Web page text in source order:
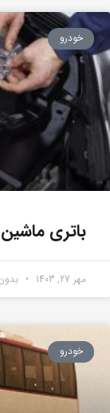
خودرو
باتری
مهر 27, 1403
خودرو